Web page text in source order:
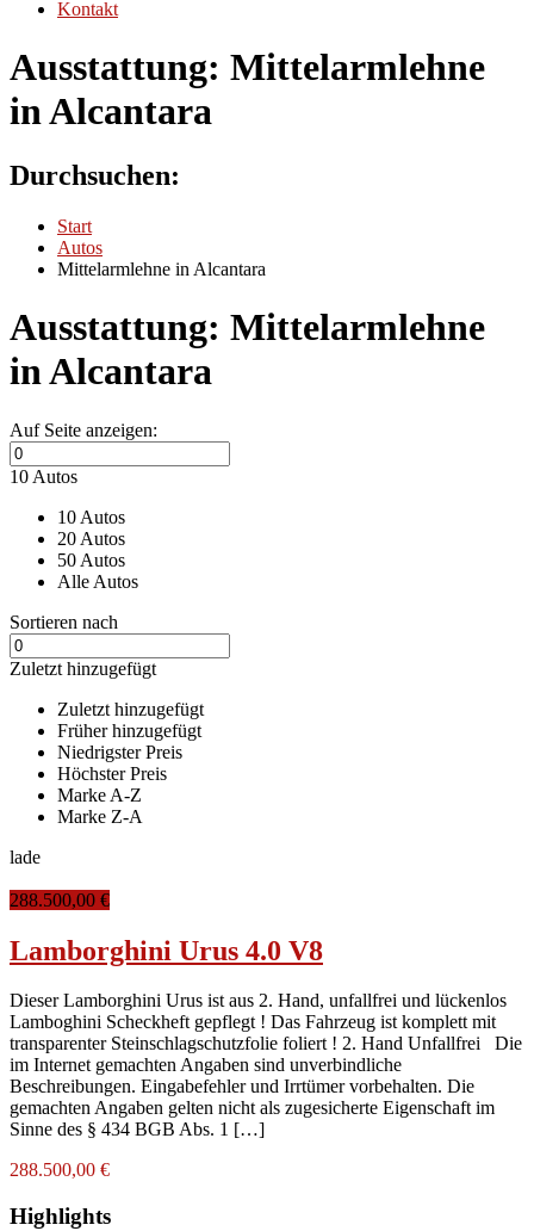
Kontakt
Ausstattung: Mittelarmlehne
in Alcantara
Durchsuchen:
Start
Autos
Mittelarmlehne in Alcantara
Ausstattung: Mittelarmlehne
in Alcantara
Auf Seite anzeigen:
10 Autos
10 Autos
20 Autos
50 Autos
Alle Autos
Sortieren nach
Zuletzt hinzugefügt
Zuletzt hinzugefügt
Früher hinzugefügt
Niedrigster Preis
Höchster Preis
Marke A-Z
Marke Z-A
lade
288.500,00 €
Lamborghini Urus 4.0 V8
Dieser Lamborghini Urus ist aus 2. Hand, unfallfrei und lückenlos
Lamboghini Scheckheft gepflegt ! Das Fahrzeug ist komplett mit
transparenter Steinschlagschutzfolie foliert ! 2. Hand Unfallfrei Die
im Internet gemachten Angaben sind unverbindliche
Beschreibungen. Eingabefehler und Irrtümer vorbehalten. Die
gemachten Angaben gelten nicht als zugesicherte Eigenschaft im
Sinne des § 434 BGB Abs. 1 […]
288.500,00 €
Highlights